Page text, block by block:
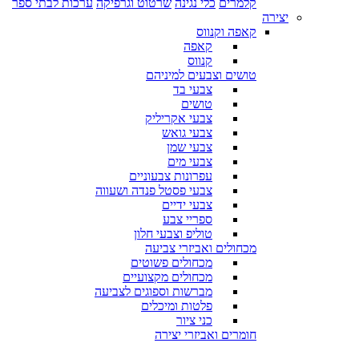
קלמרים כלי נגינה שרטוט וגרפיקה ערכות לבתי ספר
יצירה
קאפה וקנווס
קאפה
קנווס
טושים וצבעים למיניהם
צבעי בד
טושים
צבעי אקריליק
צבעי גואש
צבעי שמן
צבעי מים
עפרונות צבעוניים
צבעי פסטל פנדה ושעווה
צבעי ידיים
ספריי צבע
טוליפ וצבעי חלון
מכחולים ואביזרי צביעה
מכחולים פשוטים
מכחולים מקצועיים
מברשות וספוגים לצביעה
פלטות ומיכלים
כני ציור
חומרים ואביזרי יצירה